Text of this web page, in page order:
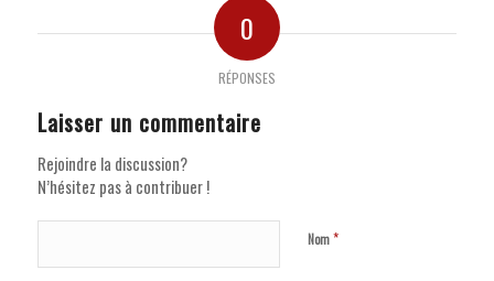
0
RÉPONSES
Laisser un commentaire
Rejoindre la discussion?
N’hésitez pas à contribuer !
Nom*